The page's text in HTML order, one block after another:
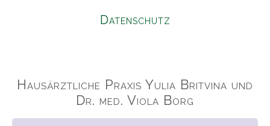
Datenschutz
Hausärztliche Praxis Yulia Britvina und
Dr. med. Viola Borg